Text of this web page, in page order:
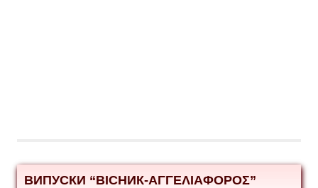
ВИПУСКИ “ВІСНИК-ΑΓΓΕΛΙΑΦΟΡΟΣ”